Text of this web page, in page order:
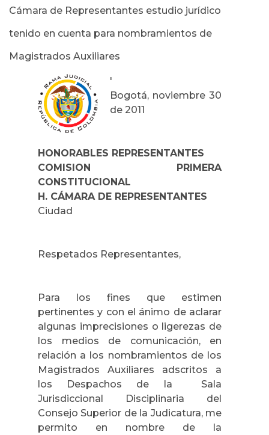
Cámara de Representantes estudio jurídico
tenido en cuenta para nombramientos de
Magistrados Auxiliares
'
Bogotá, noviembre 30
de 2011
HONORABLES REPRESENTANTES
COMISION PRIMERA
CONSTITUCIONAL
H. CÁMARA DE REPRESENTANTES
Ciudad
Respetados Representantes,
Para los fines que estimen
pertinentes y con el ánimo de aclarar
algunas imprecisiones o ligerezas de
los medios de comunicación, en
relación a los nombramientos de los
Magistrados Auxiliares adscritos a
los Despachos de la
Sala
Jurisdiccional Disciplinaria del
Consejo Superior de la Judicatura, me
permito en nombre de la